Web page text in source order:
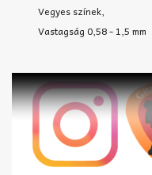
Vegyes színek,
Vastagság 0,58 - 1,5 mm